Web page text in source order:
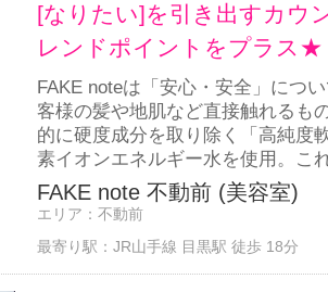
[なりたい]を引き出すカウ
レンドポイントをプラス★
FAKE noteは「安心・安全」につ
客様の髪や地肌など直接触れるも
的に硬度成分を取り除く「高純度
素イオンエネルギー水を使用。こ
FAKE note 不動前 (美容室)
エリア： 不動前
最寄り駅： JR山手線 目黒駅 徒歩 18分